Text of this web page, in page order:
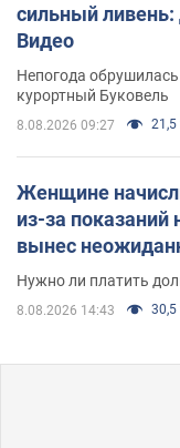
сильный ливень:
Видео
Непогода
курортный Буковель
8.08.2026 09:27 21,5
Женщине
из-за показаний
вынес
Нужно ли платить
8.08.2026 14:43 30,5